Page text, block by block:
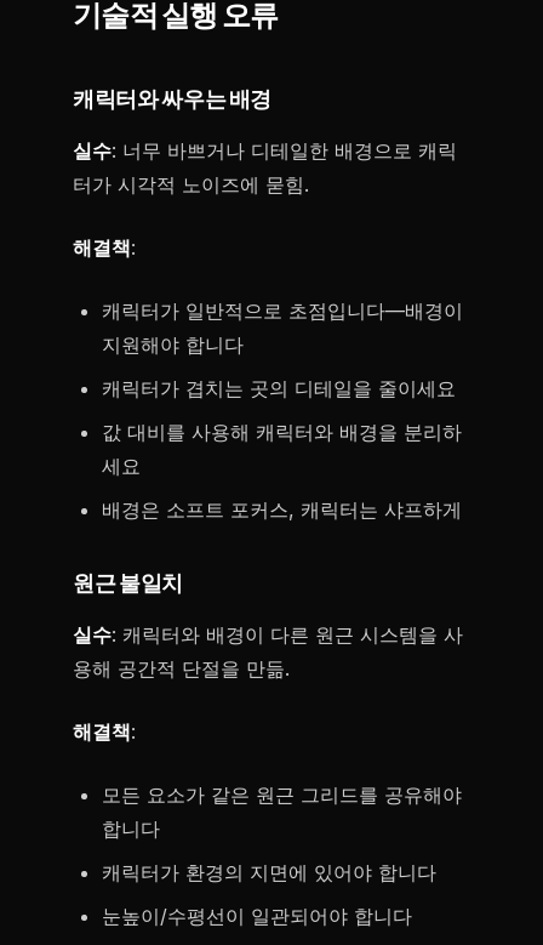
기술적 실행 오류
캐릭터와 싸우는 배경
실수: 너무 바쁘거나 디테일한 배경으로 캐릭
터가 시각적 노이즈에 묻힘.
해결책:
캐릭터가 일반적으로 초점입니다—배경이
지원해야 합니다
캐릭터가 겹치는 곳의 디테일을 줄이세요
값 대비를 사용해 캐릭터와 배경을 분리하
세요
배경은 소프트 포커스, 캐릭터는 샤프하게
원근 불일치
실수: 캐릭터와 배경이 다른 원근 시스템을 사
용해 공간적 단절을 만듦.
해결책:
모든 요소가 같은 원근 그리드를 공유해야
합니다
캐릭터가 환경의 지면에 있어야 합니다
눈높이/수평선이 일관되어야 합니다